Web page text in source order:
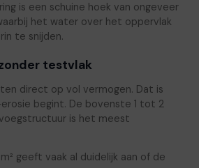
is een schuine hoek van ongeveer
het water over het oppervlak
te snijden.
testvlak
direct op vol vermogen. Dat is
begint. De bovenste 1 tot 2
is het meest
geeft vaak al duidelijk aan of de